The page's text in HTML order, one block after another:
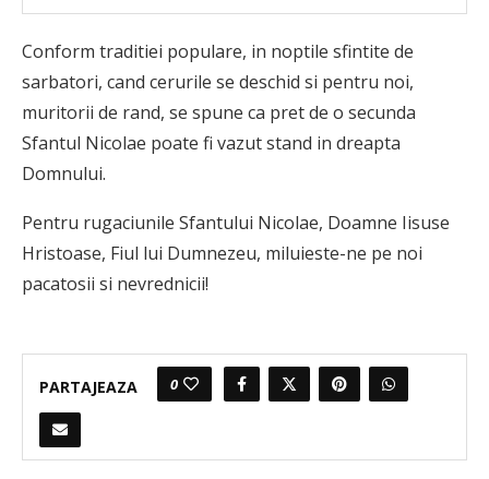
Conform traditiei populare, in noptile sfintite de
sarbatori, cand cerurile se deschid si pentru noi,
muritorii de rand, se spune ca pret de o secunda
Sfantul Nicolae poate fi vazut stand in dreapta
Domnului.
Pentru rugaciunile Sfantului Nicolae, Doamne Iisuse
Hristoase, Fiul lui Dumnezeu, miluieste-ne pe noi
pacatosii si nevrednicii!
PARTAJEAZA 0